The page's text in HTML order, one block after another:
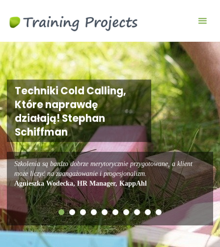
integracyjne,
team
building
Techniki Cold Calling,
Które naprawdę
działają! Stephan
Schiffman
Szkolenia są bardzo dobrze merytorycznie przygotowane, a klient
może liczyć na zaangażowanie i progesjonalizm.
Agnieszka Wodecka, HR Manager, KappAhl